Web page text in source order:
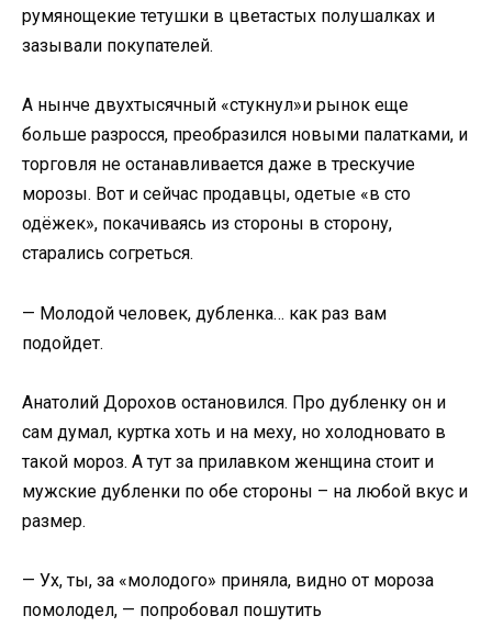
румянощекие тетушки в цветастых полушалках и
зазывали покупателей.
А нынче двухтысячный «стукнул»и рынок еще
больше разросся, преобразился новыми палатками, и
торговля не останавливается даже в трескучие
морозы. Вот и сейчас продавцы, одетые «в сто
одёжек», покачиваясь из стороны в сторону,
старались согреться.
— Молодой человек, дубленка… как раз вам
подойдет.
Анатолий Дорохов остановился. Про дубленку он и
сам думал, куртка хоть и на меху, но холодновато в
такой мороз. А тут за прилавком женщина стоит и
мужские дубленки по обе стороны – на любой вкус и
размер.
— Ух, ты, за «молодого» приняла, видно от мороза
помолодел, — попробовал пошутить